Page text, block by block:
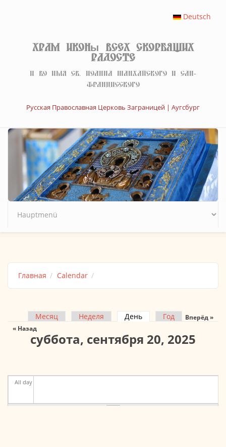
Deutsch
Храм иконы Всех скорбящих
Радосте
И во имя св. Иоанна Шанхайского и Сан-
Францисского
Русская Православная Церковь Заграницей | Аугсбург
Главная Calendar
Главные вкладки
Месяц Неделя День (активная вкладка)
Год
суббота, сентября 20, 2025
« Назад
Вперёд »
All day